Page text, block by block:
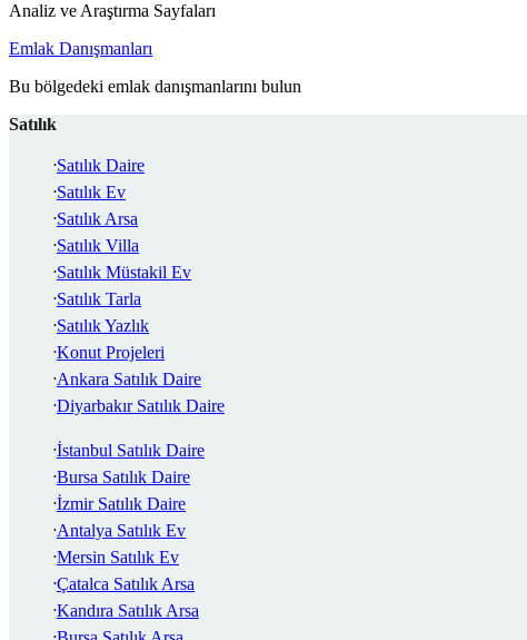
Analiz ve Araştırma Sayfaları
Emlak Danışmanları
Bu bölgedeki emlak danışmanlarını bulun
Satılık
Satılık Daire
Satılık Ev
Satılık Arsa
Satılık Villa
Satılık Müstakil Ev
Satılık Tarla
Satılık Yazlık
Konut Projeleri
Ankara Satılık Daire
Diyarbakır Satılık Daire
İstanbul Satılık Daire
Bursa Satılık Daire
İzmir Satılık Daire
Antalya Satılık Ev
Mersin Satılık Ev
Çatalca Satılık Arsa
Kandıra Satılık Arsa